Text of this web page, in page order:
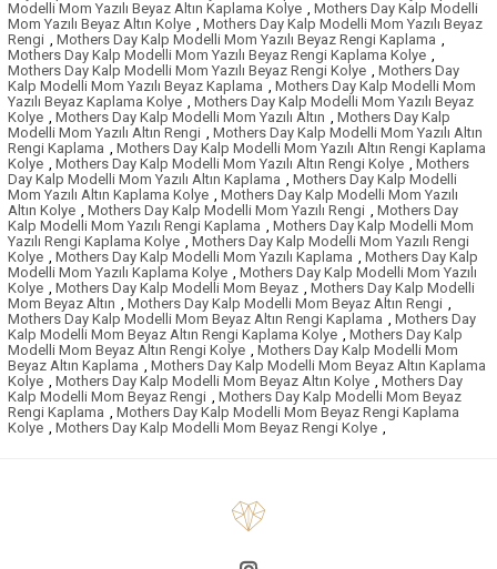
Modelli Mom Yazılı Beyaz Altın Kaplama Kolye , Mothers Day Kalp Modelli
Mom Yazılı Beyaz Altın Kolye , Mothers Day Kalp Modelli Mom Yazılı Beyaz
Rengi , Mothers Day Kalp Modelli Mom Yazılı Beyaz Rengi Kaplama ,
Mothers Day Kalp Modelli Mom Yazılı Beyaz Rengi Kaplama Kolye ,
Mothers Day Kalp Modelli Mom Yazılı Beyaz Rengi Kolye , Mothers Day
Kalp Modelli Mom Yazılı Beyaz Kaplama , Mothers Day Kalp Modelli Mom
Yazılı Beyaz Kaplama Kolye , Mothers Day Kalp Modelli Mom Yazılı Beyaz
Kolye , Mothers Day Kalp Modelli Mom Yazılı Altın , Mothers Day Kalp
Modelli Mom Yazılı Altın Rengi , Mothers Day Kalp Modelli Mom Yazılı Altın
Rengi Kaplama , Mothers Day Kalp Modelli Mom Yazılı Altın Rengi Kaplama
Kolye , Mothers Day Kalp Modelli Mom Yazılı Altın Rengi Kolye , Mothers
Day Kalp Modelli Mom Yazılı Altın Kaplama , Mothers Day Kalp Modelli
Mom Yazılı Altın Kaplama Kolye , Mothers Day Kalp Modelli Mom Yazılı
Altın Kolye , Mothers Day Kalp Modelli Mom Yazılı Rengi , Mothers Day
Kalp Modelli Mom Yazılı Rengi Kaplama , Mothers Day Kalp Modelli Mom
Yazılı Rengi Kaplama Kolye , Mothers Day Kalp Modelli Mom Yazılı Rengi
Kolye , Mothers Day Kalp Modelli Mom Yazılı Kaplama , Mothers Day Kalp
Modelli Mom Yazılı Kaplama Kolye , Mothers Day Kalp Modelli Mom Yazılı
Kolye , Mothers Day Kalp Modelli Mom Beyaz , Mothers Day Kalp Modelli
Mom Beyaz Altın , Mothers Day Kalp Modelli Mom Beyaz Altın Rengi ,
Mothers Day Kalp Modelli Mom Beyaz Altın Rengi Kaplama , Mothers Day
Kalp Modelli Mom Beyaz Altın Rengi Kaplama Kolye , Mothers Day Kalp
Modelli Mom Beyaz Altın Rengi Kolye , Mothers Day Kalp Modelli Mom
Beyaz Altın Kaplama , Mothers Day Kalp Modelli Mom Beyaz Altın Kaplama
Kolye , Mothers Day Kalp Modelli Mom Beyaz Altın Kolye , Mothers Day
Kalp Modelli Mom Beyaz Rengi , Mothers Day Kalp Modelli Mom Beyaz
Rengi Kaplama , Mothers Day Kalp Modelli Mom Beyaz Rengi Kaplama
Kolye , Mothers Day Kalp Modelli Mom Beyaz Rengi Kolye ,